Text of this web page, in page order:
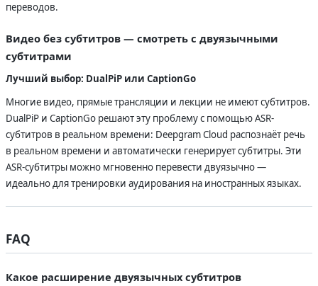
переводов.
Видео без субтитров — смотреть с двуязычными
субтитрами
Лучший выбор: DualPiP или CaptionGo
Многие видео, прямые трансляции и лекции не имеют субтитров.
DualPiP и CaptionGo решают эту проблему с помощью ASR-
субтитров в реальном времени: Deepgram Cloud распознаёт речь
в реальном времени и автоматически генерирует субтитры. Эти
ASR-субтитры можно мгновенно перевести двуязычно —
идеально для тренировки аудирования на иностранных языках.
FAQ
Какое расширение двуязычных субтитров